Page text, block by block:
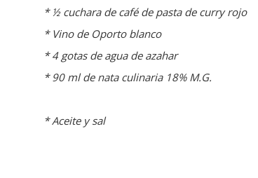
* ½ cuchara de café de pasta de curry rojo
* Vino de Oporto blanco
* 4 gotas de agua de azahar
* 90 ml de nata culinaria 18% M.G.
* Aceite y sal